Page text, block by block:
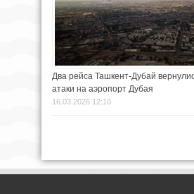
Два рейса Ташкент-Дубай
атаки на аэропорт Дубая
16.03.2026 12:10